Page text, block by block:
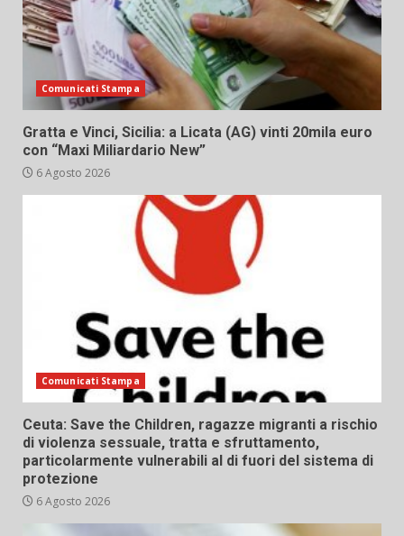
Comunicati Stampa
Gratta e Vinci, Sicilia: a Licata (AG) vinti 20mila euro
con “Maxi Miliardario New”
6 Agosto 2026
Comunicati Stampa
Ceuta: Save the Children, ragazze migranti a rischio
di violenza sessuale, tratta e sfruttamento,
particolarmente vulnerabili al di fuori del sistema di
protezione
6 Agosto 2026